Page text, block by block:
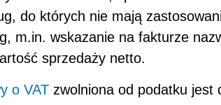
do których nie mają
m.in. wskazanie na fakturze
sprzedaży netto.
o VAT zwolniona od podatku jest